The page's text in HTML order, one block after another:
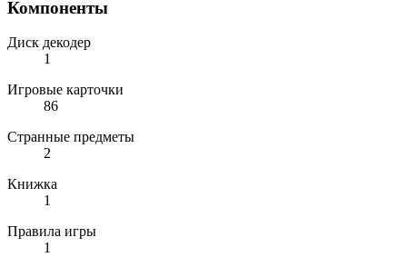
Компоненты
Диск декодер
1
Игровые карточки
86
Странные предметы
2
Книжка
1
Правила игры
1